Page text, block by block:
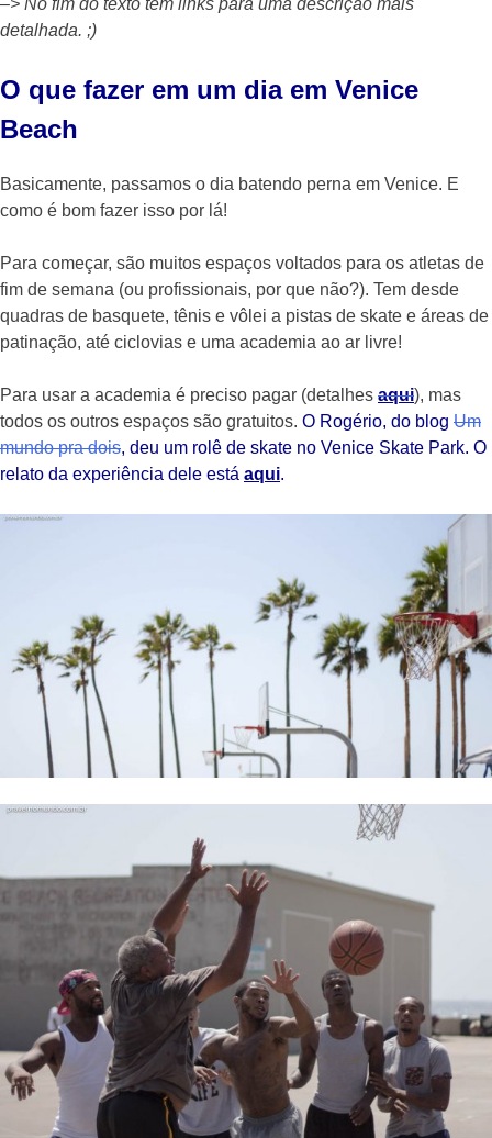
–> No fim do texto tem links para uma descrição mais
detalhada. ;)
O que fazer em um dia em Venice
Beach
Basicamente, passamos o dia batendo perna em Venice. E
como é bom fazer isso por lá!
Para começar, são muitos espaços voltados para os atletas de
fim de semana (ou profissionais, por que não?). Tem desde
quadras de basquete, tênis e vôlei a pistas de skate e áreas de
patinação, até ciclovias e uma academia ao ar livre!
Para usar a academia é preciso pagar (detalhes aqui), mas
todos os outros espaços são gratuitos. O Rogério, do blog Um
mundo pra dois, deu um rolê de skate no Venice Skate Park. O
relato da experiência dele está aqui.